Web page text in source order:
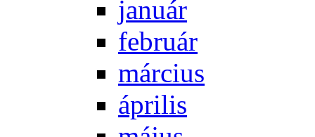
ja­nu­ár
feb­ru­ár
már­ci­us
áp­ri­lis